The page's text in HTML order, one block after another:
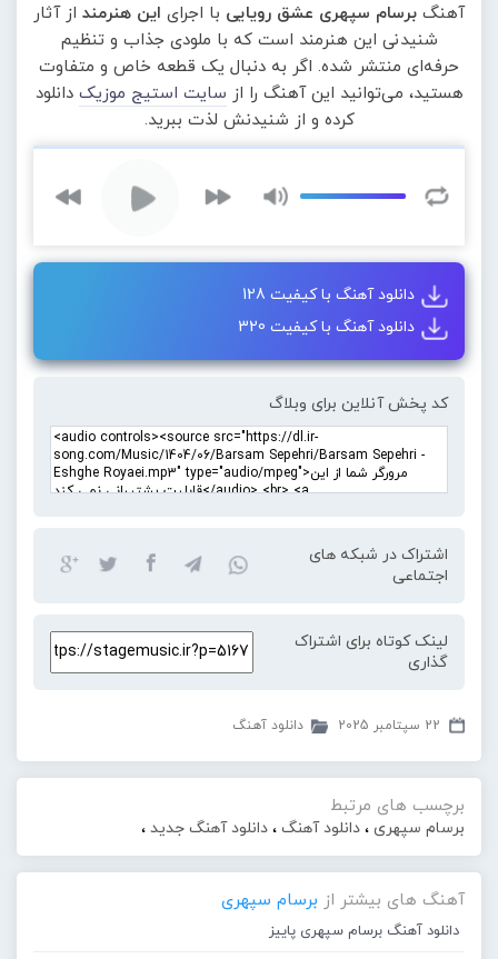
آهنگ برسام سپهری عشق رویایی با اجرای این هنرمند از آثار
شنیدنی این هنرمند است که با ملودی جذاب و تنظیم
حرفه‌ای منتشر شده. اگر به دنبال یک قطعه خاص و متفاوت
هستید، می‌توانید این آهنگ را از سایت استیج موزیک دانلود
کرده و از شنیدنش لذت ببرید.
دانلود آهنگ با کیفیت 128
دانلود آهنگ با کیفیت 320
کد پخش آنلاین برای وبلاگ
اشتراک در شبکه های
اجتماعی
لینک کوتاه برای اشتراک
گذاری
22 سپتامبر 2025 دانلود آهنگ
برچسب های مرتبط
برسام سپهری ، دانلود آهنگ ، دانلود آهنگ جدید ،
آهنگ های بیشتر از برسام سپهری
دانلود آهنگ برسام سپهری پاییز